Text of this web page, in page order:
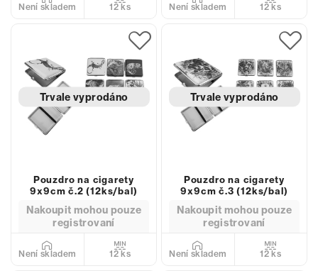
Není skladem 12 ks Není skladem 12 ks
Trvale vyprodáno
Pouzdro na cigarety
9x9cm č.2 (12ks/bal)
Nakoupit mohou pouze
registrovaní
Není skladem 12 ks
Trvale vyprodáno
Pouzdro na cigarety
9x9cm č.3 (12ks/bal)
Nakoupit mohou pouze
registrovaní
Není skladem 12 ks